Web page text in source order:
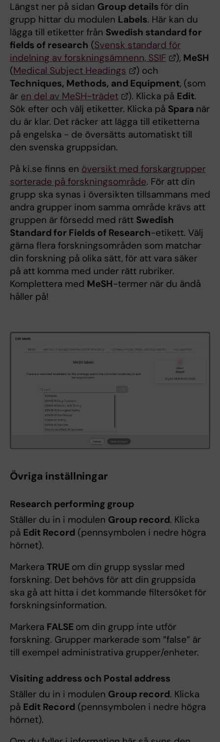
Längst ner på sidan Group details för din
grupp hittar du modulen Labels. Här kan du
lägga till etiketter från Swedish standard for
fields of research (Svensk standard för
indelning av forskningsämnenn, SSIF
), MeSH
(Medical Subject Headings
) och
Techniques, Methods, and Equipment, (som
är en del av MeSH-trädet ). Klicka på Edit.
Sök efter och välj etiketter. Klicka på Spara när
du är klar. Det räcker att lägga till etiketterna
på engelska - de översätts automatiskt till
den svenska gruppsidan.
På ki.se finns en översikt med forskargrupper
sorterade på forskningsområde. För att din
grupp ska synas i översikten tillsammans med
andra grupper inom samma område krävs att
gruppen är försedd med rätt Swedish
Standard for Fields of Research-etikett. Välj
gärna flera forskningsområden som matchar
din forskning på olika sätt, för att vara säker
på att komma med under rätt rubriker.
Komplettera med MeSH-termer när du ändå
håller på!
Övriga inställningar
Research performing group
Ställer du in i modulen Group record. Klicka
på Edit Record (pennsymbolen i nedre högra
hörnet).
Markera TRUE om din grupp sysslar med
forskning. Det behövs för att din gruppsida
ska gå att hitta i det kommande filtersöket för
forskningsinformation.
Markera FALSE om din grupp inte utför
forskning. Grupper markerade som ”false” är
till exempel administrativa grupper/enheter.
Visiting address och Postal address
Ställer du in i modulen Group record. Klicka
på Edit Record (pennsymbolen i nedre högra
hörnet).